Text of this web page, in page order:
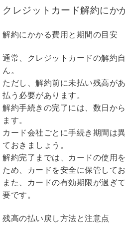
クレジットカード解約にか
解約にかかる費用と期間の目安
通常、クレジットカードの解約
ん。
ただし、解約前に未払い残高が
払う必要があります。
解約手続きの完了には、数日か
ます。
カード会社ごとに手続き期間は
ておきましょう。
解約完了までは、カードの使用
ため、カードを安全に保管して
また、カードの有効期限が過ぎ
要です。
残高の払い戻し方法と注意点